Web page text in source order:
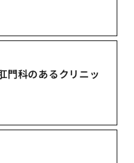
門科のあるクリニッ